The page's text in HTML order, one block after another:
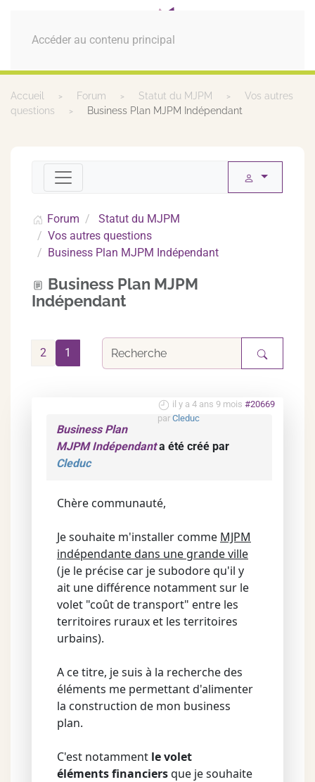
Accéder au contenu principal
MENU
Accueil Forum Statut du MJPM
Vos autres
questions
Business Plan MJPM Indépendant
Forum
Statut du MJPM
Vos autres questions
Business Plan MJPM Indépendant
Business Plan MJPM
Indépendant
1
2
il y a 4 ans 9 mois #20669
par Cleduc
Business Plan
MJPM Indépendanta été créé par
Cleduc
Chère communauté,
Je souhaite m'installer comme MJPM
indépendante dans une grande ville
(je le précise car je subodore qu'il y
ait une différence notamment sur le
volet "coût de transport" entre les
territoires ruraux et les territoires
urbains).
A ce titre, je suis à la recherche des
éléments me permettant d'alimenter
la construction de mon business
plan.
C'est notamment le volet
éléments financiersque je souhaite